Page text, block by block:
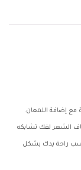
إضافة اللمعان.
الشعر لفك تشابكه
راحة يدك بشكل